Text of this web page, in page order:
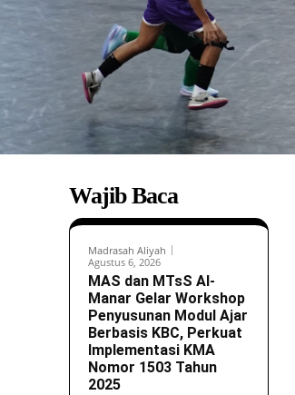
Wajib Baca
Madrasah Aliyah
Agustus 6, 2026
MAS dan MTsS Al-
Manar Gelar Workshop
Penyusunan Modul Ajar
Berbasis KBC, Perkuat
Implementasi KMA
Nomor 1503 Tahun
2025